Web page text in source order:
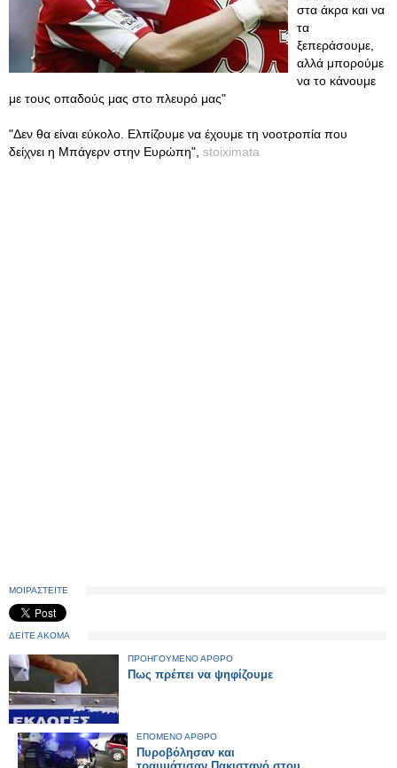
στα άκρα και να
τα
ξεπεράσουμε,
αλλά μπορούμε
να το κάνουμε
με τους οπαδούς μας στο πλευρό μας"
"Δεν θα είναι εύκολο. Ελπίζουμε να έχουμε τη νοοτροπία που
δείχνει η Μπάγερν στην Ευρώπη", stoiximata
ΜΟΙΡΑΣΤΕΙΤΕ
ΔΕΙΤΕ ΑΚΟΜΑ
ΠΡΟΗΓΟΥΜΕΝΟ ΑΡΘΡΟ
Πως πρέπει να ψηφίζουμε
ΕΠΟΜΕΝΟ ΑΡΘΡΟ
Πυροβόλησαν και